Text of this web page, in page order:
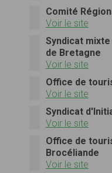
Comité
Voir le site
Syndicat
de Bretagne
Voir le site
Office de
Voir le site
Syndicat
Voir le site
Office de
Brocéliande
Voir le site